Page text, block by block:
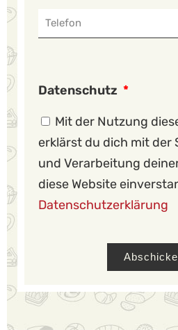
Datenschutz
Mit der Nutzung
erklärst du dich mit der
und Verarbeitung
diese Website
Datenschutzerklärung